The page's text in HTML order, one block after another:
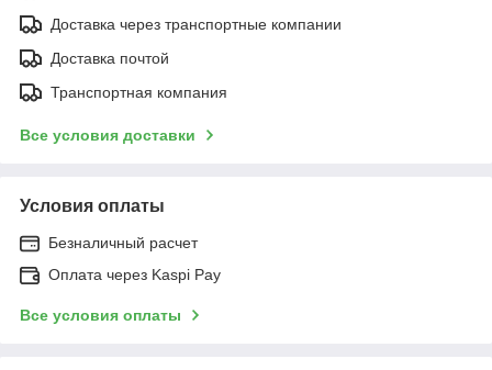
Доставка через транспортные компании
Доставка почтой
Транспортная компания
Все условия доставки
Условия оплаты
Безналичный расчет
Оплата через Kaspi Pay
Все условия оплаты